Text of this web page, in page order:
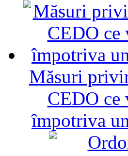
Măsuri
CEDO ce
împotriva